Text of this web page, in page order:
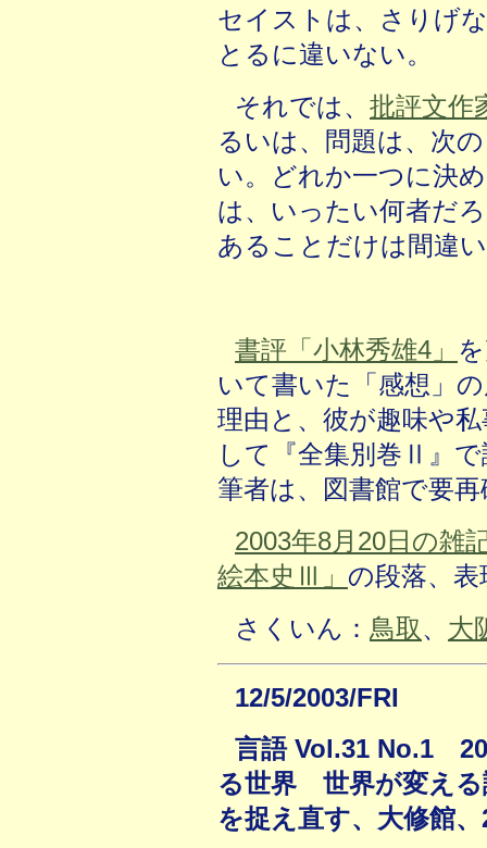
セイストは、さりげ
とるに違いない。
それでは、 批評文作
るいは、問題は、次
い。どれか一つに決
は、いったい何者だ
あることだけは間違
書評「小林秀雄4」
いて書いた「感想」
理由と、彼が趣味や
して『全集別巻Ⅱ』
筆者は、図書館で要再
2003年8月20日の雑
絵本史Ⅲ」 の段落、
さくいん： 鳥取、 大
12/5/2003/FRI
言語 Vol.31 No.1
る世界 世界が変え
を捉え直す、大修館、